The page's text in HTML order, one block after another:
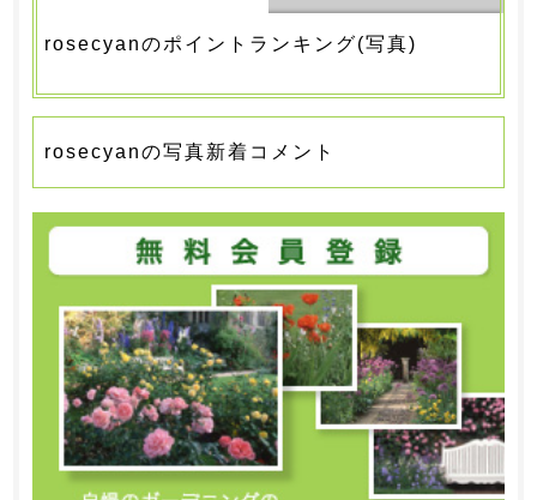
rosecyanのポイントランキング(写真)
rosecyanの写真新着コメント